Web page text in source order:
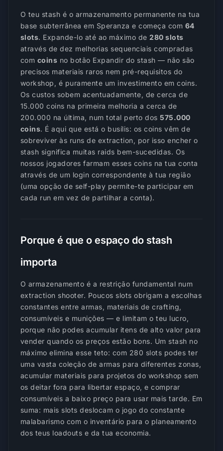
O teu stash é o armazenamento permanente na tua
base subterrânea em Speranza e começa com 64
slots. Expande-lo até ao máximo de280 slots
através de dez melhorias sequenciais compradas
com coins no botão Expandir do stash — não são
precisos materiais raros nem pré-requisitos do
workshop, é puramente um investimento em coins.
Os custos sobem acentuadamente, de cerca de
15.000 coins na primeira melhoria a cerca de
200.000 na última, num total perto dos575.000
coins. É aqui que está o busílis: os coins vêm de
sobreviver às runs de extraction, por isso encher o
stash significa muitas raids bem-sucedidas. Os
nossos jogadores farmam esses coins na tua conta
através de um login correspondente à tua região
(uma opção de self-play permite-te participar em
cada run em vez de partilhar a conta).
Porque é que o espaço do stash
importa
O armazenamento é a restrição fundamental num
extraction shooter. Poucos slots obrigam a escolhas
constantes entre armas, materiais de crafting,
consumíveis e munições — e limitam o teu lucro,
porque não podes acumular itens de alto valor para
vender quando os preços estão bons. Um stash no
máximo elimina esse teto: com 280 slots podes ter
uma vasta coleção de armas para diferentes zonas,
acumular materiais para projetos do workshop sem
os deitar fora para libertar espaço, e comprar
consumíveis a baixo preço para usar mais tarde. Em
suma: mais slots deslocam o jogo do constante
malabarismo com o inventário para o planeamento
dos teus loadouts e da tua economia.